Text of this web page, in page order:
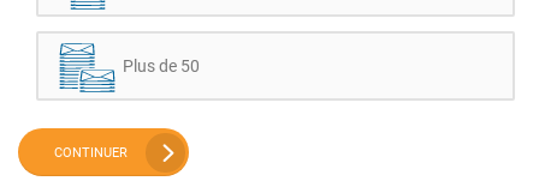
Plus de 50
CONTINUER